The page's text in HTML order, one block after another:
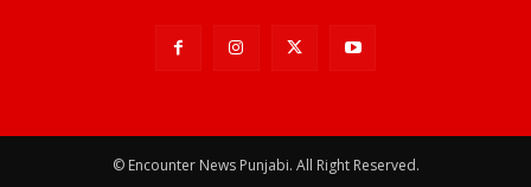
© Encounter News Punjabi. All Right Reserved.